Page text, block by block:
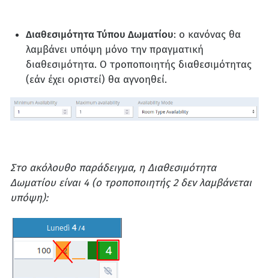
Διαθεσιμότητα Τύπου Δωματίου: ο κανόνας θα
λαμβάνει υπόψη μόνο την πραγματική
διαθεσιμότητα. Ο τροποποιητής διαθεσιμότητας
(εάν έχει οριστεί) θα αγνοηθεί.
Στο ακόλουθο παράδειγμα, η Διαθεσιμότητα
Δωματίου είναι 4 (ο τροποποιητής 2 δεν λαμβάνεται
υπόψη):